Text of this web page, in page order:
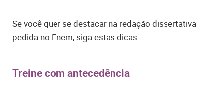
Se você quer se destacar na redação dissertativa
pedida no Enem, siga estas dicas:
Treine com antecedência